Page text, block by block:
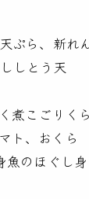
ぷら、新れ
しとう天
煮こごりく
ト、おくら
のほぐし